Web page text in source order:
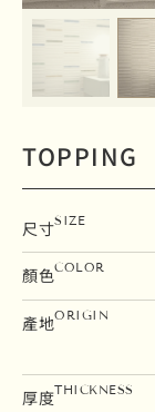
TOPPING
尺寸SIZE
顏色COLOR
產地ORIGIN
厚度THICKNESS